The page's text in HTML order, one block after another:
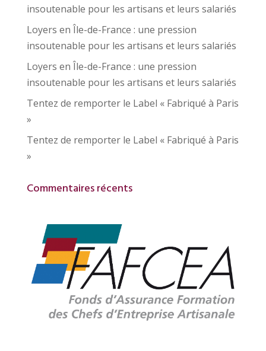
insoutenable pour les artisans et leurs salariés
Loyers en Île-de-France : une pression
insoutenable pour les artisans et leurs salariés
Loyers en Île-de-France : une pression
insoutenable pour les artisans et leurs salariés
Tentez de remporter le Label « Fabriqué à Paris
»
Tentez de remporter le Label « Fabriqué à Paris
»
Commentaires récents